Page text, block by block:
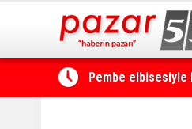
Rize’de ‘Yaşayan